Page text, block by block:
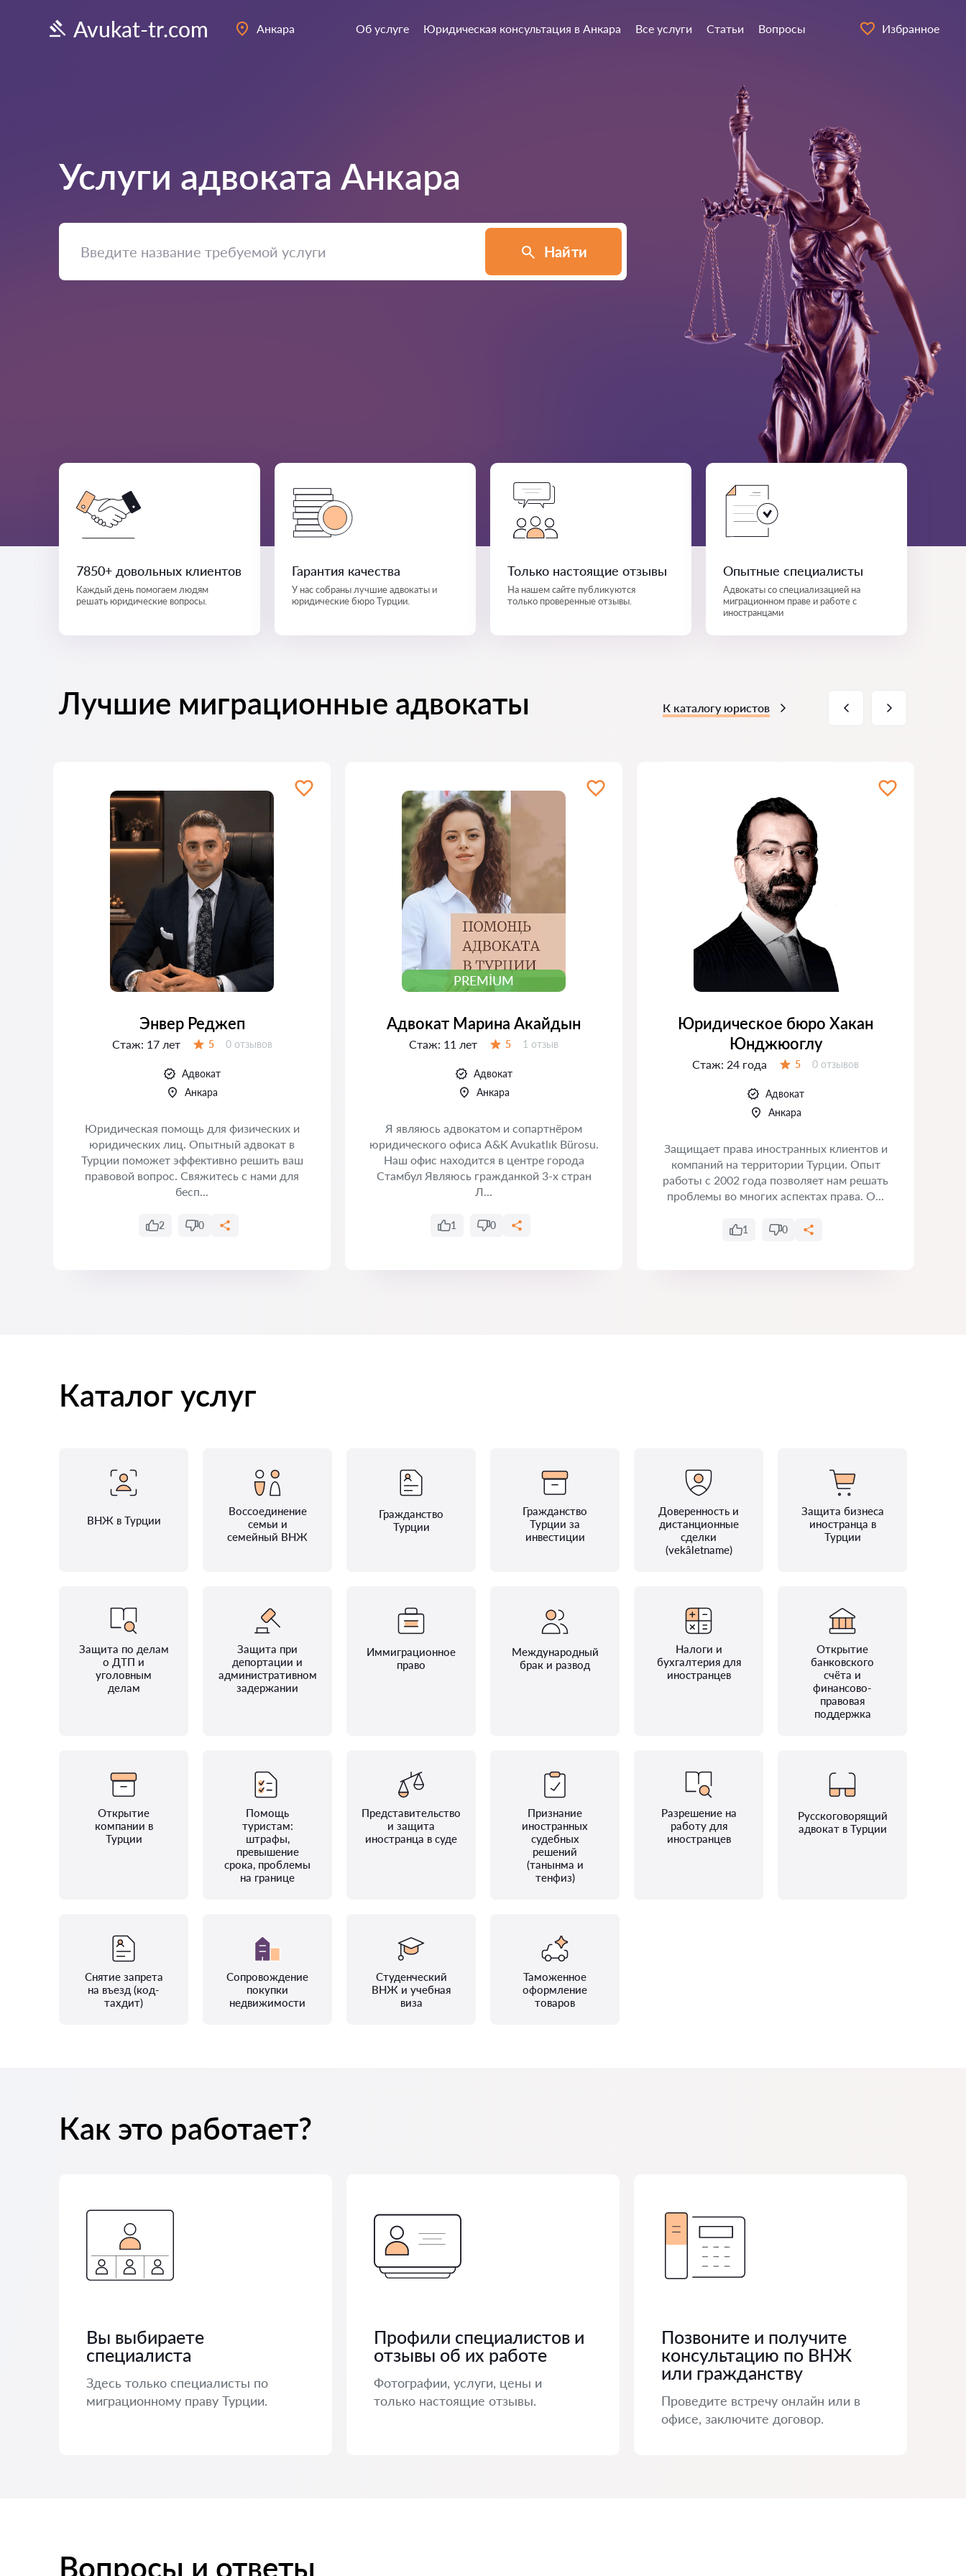
Avukat-tr.com Анкара Об услуге Юридическая консультация в Анкара Все услуги Статьи Вопросы Избранное
Услуги адвоката Анкара
Найти
7850+ довольных клиентов
Каждый день помогаем людям
решать юридические вопросы.
Гарантия качества
У нас собраны лучшие адвокаты и
юридические бюро Турции.
Только настоящие отзывы
На нашем сайте публикуются
только проверенные отзывы.
Опытные специалисты
Адвокаты со специализацией на
миграционном праве и работе с
иностранцами
Лучшие миграционные адвокаты К каталогу юристов
Энвер Реджеп
Стаж: 17 лет 5 Отзывов:
0 отзывов
Адвокат
Анкара
Юридическая помощь для физических и
юридических лиц. Опытный адвокат в
Турции поможет эффективно решить ваш
правовой вопрос. Свяжитесь с нами для
бесп...
2 0
PREMIUM
Адвокат Марина Акайдын
Стаж: 11 лет 5 Отзывов:
1 отзыв
Адвокат
Анкара
Я являюсь адвокатом и сопартнёром
юридического офиса A&K Avukatlık Bürosu.
Наш офис находится в центре города
Стамбул Являюсь гражданкой 3-х стран
Л...
1 0
Юридическое бюро Хакан
Юнджюоглу
Стаж: 24 года 5 Отзывов:
0 отзывов
Адвокат
Анкара
Защищает права иностранных клиентов и
компаний на территории Турции. Опыт
работы с 2002 года позволяет нам решать
проблемы во многих аспектах права. О...
1 0
Каталог услуг
ВНЖ в Турции
Воссоединение
семьи и
семейный ВНЖ
Гражданство
Турции
Гражданство
Турции за
инвестиции
Доверенность и
дистанционные
сделки
(vekâletname)
Защита бизнеса
иностранца в
Турции
Защита по делам
о ДТП и
уголовным
делам
Защита при
депортации и
административном
задержании
Иммиграционное
право
Международный
брак и развод
Налоги и
бухгалтерия для
иностранцев
Открытие
банковского
счёта и
финансово-
правовая
поддержка
Открытие
компании в
Турции
Помощь
туристам:
штрафы,
превышение
срока, проблемы
на границе
Представительство
и защита
иностранца в суде
Признание
иностранных
судебных
решений
(танынма и
тенфиз)
Разрешение на
работу для
иностранцев
Русскоговорящий
адвокат в Турции
Снятие запрета
на въезд (код-
тахдит)
Сопровождение
покупки
недвижимости
Студенческий
ВНЖ и учебная
виза
Таможенное
оформление
товаров
Как это работает?
Вы выбираете
специалиста
Здесь только специалисты по
миграционному праву Турции.
Профили специалистов и
отзывы об их работе
Фотографии, услуги, цены и
только настоящие отзывы.
Позвоните и получите
консультацию по ВНЖ
или гражданству
Проведите встречу онлайн или в
офисе, заключите договор.
Вопросы и ответы